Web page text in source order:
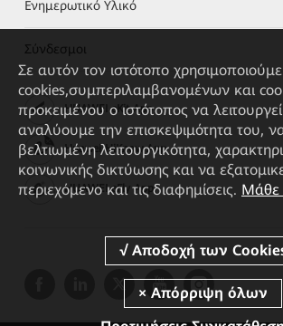
Ενημερωτικό Υλικό
Σύνδεσμοι
HUAWEI eKit App
Huawei HiKnow App
HUAWEI eFly App
Σε αυτόν τον ιστότοπο χρησιμοποιούμε
cookies,συμπεριλαμβανομένων και
προκειμένου ο ιστότοπος να
αναλύουμε την επισκεψιμότητα του,
βελτιωμένη λειτουργικότητα,
κοινωνικής δικτύωσης και να
περιεχόμενο και τις διαφημίσεις. Μάθε